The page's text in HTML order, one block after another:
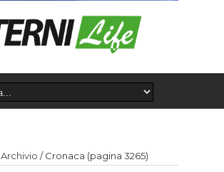
Archivio /Cronaca (pagina 3265)